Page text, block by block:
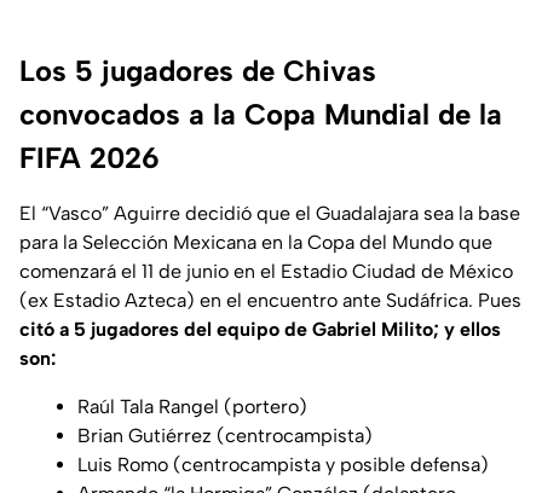
Los 5 jugadores de Chivas
convocados a la Copa Mundial de la
FIFA 2026
El “Vasco” Aguirre decidió que el Guadalajara sea la base
para la Selección Mexicana en la Copa del Mundo que
comenzará el 11 de junio en el Estadio Ciudad de México
(ex Estadio Azteca) en el encuentro ante Sudáfrica. Pues
citó a 5 jugadores del equipo de Gabriel Milito; y ellos
son:
Raúl Tala Rangel (portero)
Brian Gutiérrez (centrocampista)
Luis Romo (centrocampista y posible defensa)